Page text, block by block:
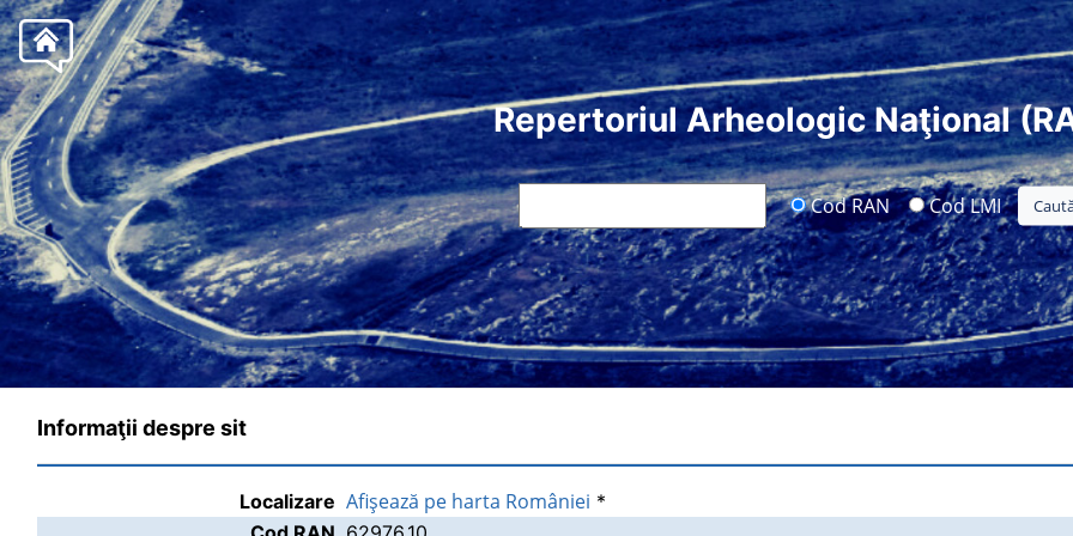
Repertoriul Arheologic Naţional
Cod RAN Cod LMI
Informaţii despre sit
Localizare Afişează pe harta României *